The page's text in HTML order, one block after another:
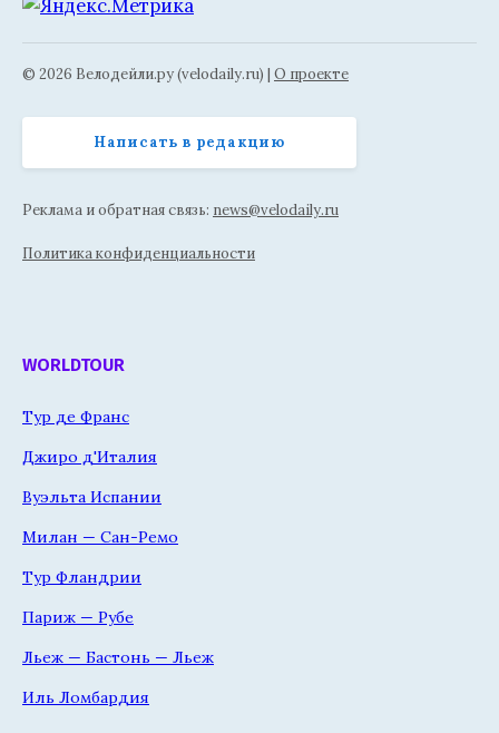
© 2026 Велодейли.ру (velodaily.ru) | О проекте
Написать в редакцию
Реклама и обратная связь: news@velodaily.ru
Политика конфиденциальности
WORLDTOUR
Тур де Франс
Джиро д'Италия
Вуэльта Испании
Милан — Сан-Ремо
Тур Фландрии
Париж — Рубе
Льеж — Бастонь — Льеж
Иль Ломбардия